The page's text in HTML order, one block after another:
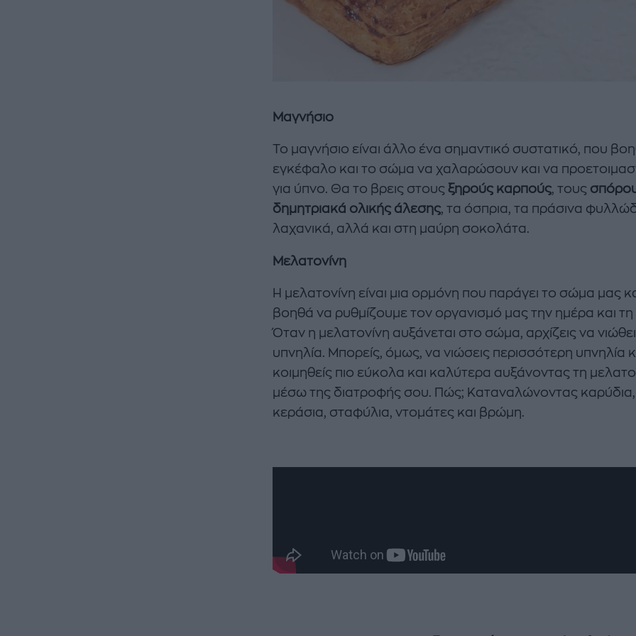
Μαγνήσιο
Το μαγνήσιο είναι άλλο ένα σημαντικό συστατικό, που
εγκέφαλο και το σώμα να χαλαρώσουν και να
για ύπνο. Θα το βρεις στους ξηρούς καρπούς, τους
δημητριακά ολικής άλεσης, τα όσπρια, τα πράσινα
λαχανικά, αλλά και στη μαύρη σοκολάτα.
Μελατονίνη
Η μελατονίνη είναι μια ορμόνη που παράγει το σώμα μας
βοηθά να ρυθμίζουμε τον οργανισμό μας την ημέρα και τη
Όταν η μελατονίνη αυξάνεται στο σώμα, αρχίζεις να
υπνηλία. Μπορείς, όμως, να νιώσεις περισσότερη υπνηλία
κοιμηθείς πιο εύκολα και καλύτερα αυξάνοντας τη
μέσω της διατροφής σου. Πώς; Καταναλώνοντας καρύδια,
κεράσια, σταφύλια, ντομάτες και βρώμη.